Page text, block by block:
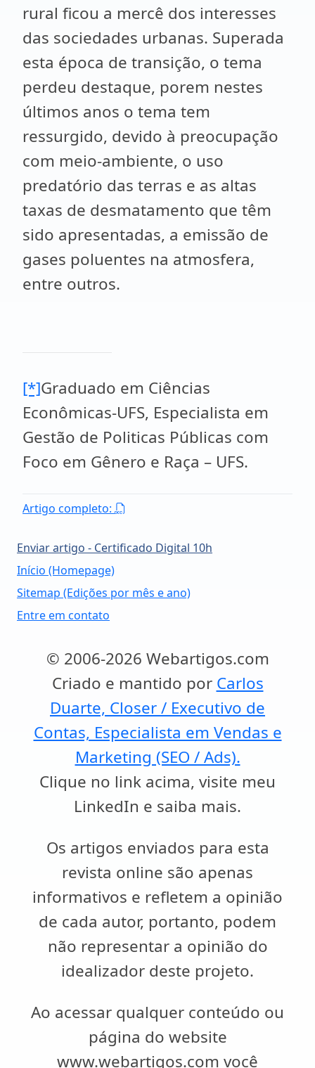
rural ficou a mercê dos interesses
das sociedades urbanas. Superada
esta época de transição, o tema
perdeu destaque, porem nestes
últimos anos o tema tem
ressurgido, devido à preocupação
com meio-ambiente, o uso
predatório das terras e as altas
taxas de desmatamento que têm
sido apresentadas, a emissão de
gases poluentes na atmosfera,
entre outros.
[*]Graduado em Ciências
Econômicas-UFS, Especialista em
Gestão de Politicas Públicas com
Foco em Gênero e Raça – UFS.
Artigo completo:
Enviar artigo - Certificado Digital 10h
Início (Homepage)
Sitemap (Edições por mês e ano)
Entre em contato
© 2006-2026 Webartigos.com
Criado e mantido por Carlos
Duarte, Closer / Executivo de
Contas, Especialista em Vendas e
Marketing (SEO / Ads).
Clique no link acima, visite meu
LinkedIn e saiba mais.
Os artigos enviados para esta
revista online são apenas
informativos e refletem a opinião
de cada autor, portanto, podem
não representar a opinião do
idealizador deste projeto.
Ao acessar qualquer conteúdo ou
página do website
www.webartigos.com você